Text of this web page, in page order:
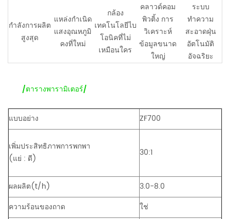
กำลังการผลิต
สูงสุด
แหล่งกำเนิด
แสงอุณหภูมิ
คงที่ใหม่
กล้อง
เทคโนโลยีไบ
โอนิคที่ไม่
เหมือนใคร
คลาวด์คอม
พิวติ้ง การ
วิเคราะห์
ข้อมูลขนาด
ใหญ่
ระบบ
ทำความ
สะอาดฝุ่น
อัตโนมัติ
อัจฉริยะ
/ตารางพารามิเตอร์/
แบบอย่าง ZF700
เพิ่มประสิทธิภาพการพกพา
(แย่ : ดี)
30:1
ผลผลิต(t/h)
3.0-8.0
ความร้อนของถาด
ใช่